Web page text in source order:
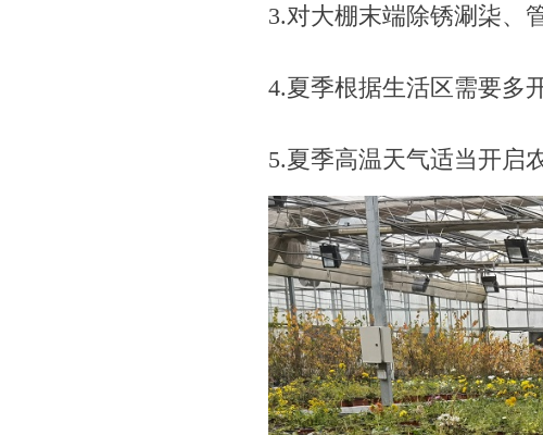
3.对大棚末端除锈涮柒、
4.夏季根据生活区需要多
5.夏季高温天气适当开启